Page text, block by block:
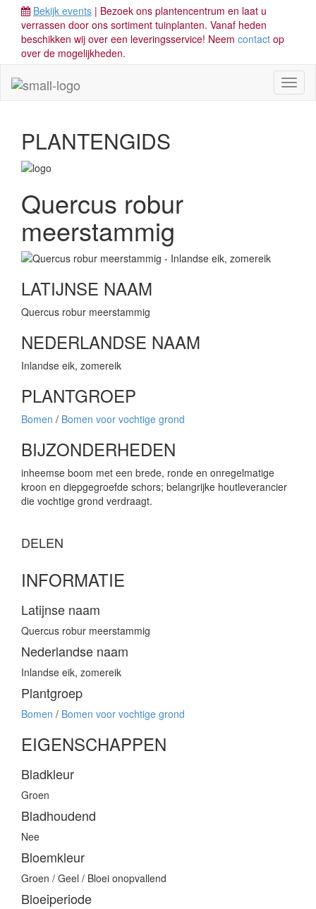
Bekijk events | Bezoek ons plantencentrum en laat u
verrassen door ons sortiment tuinplanten. Vanaf heden
beschikken wij over een leveringsservice! Neem contact op
over de mogelijkheden.
PLANTENGIDS
Quercus robur
meerstammig
LATIJNSE NAAM
Quercus robur meerstammig
NEDERLANDSE NAAM
Inlandse eik, zomereik
PLANTGROEP
Bomen / Bomen voor vochtige grond
BIJZONDERHEDEN
inheemse boom met een brede, ronde en onregelmatige
kroon en diepgegroefde schors; belangrijke houtleverancier
die vochtige grond verdraagt.
DELEN
INFORMATIE
Latijnse naam
Quercus robur meerstammig
Nederlandse naam
Inlandse eik, zomereik
Plantgroep
Bomen / Bomen voor vochtige grond
EIGENSCHAPPEN
Bladkleur
Groen
Bladhoudend
Nee
Bloemkleur
Groen / Geel / Bloei onopvallend
Bloeiperiode